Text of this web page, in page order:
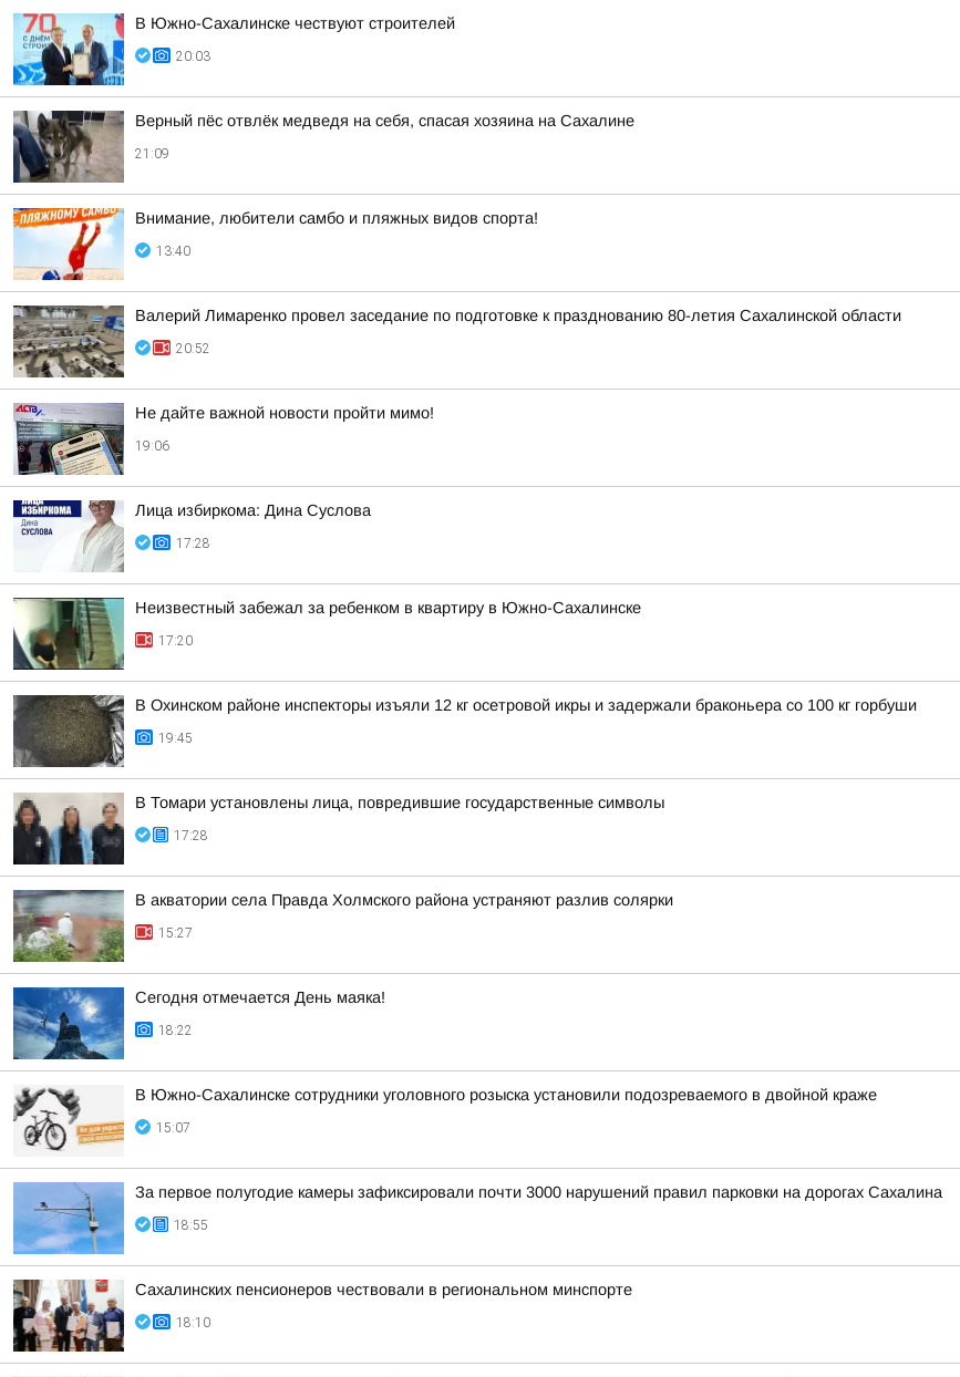
В Южно-Сахалинске чествуют строителей
20:03
Верный пёс отвлёк медведя на себя, спасая хозяина на Сахалине
21:09
Внимание, любители самбо и пляжных видов спорта!
13:40
Валерий Лимаренко провел заседание по подготовке к празднованию 80-летия Сахалинской области
20:52
Не дайте важной новости пройти мимо!
19:06
Лица избиркома: Дина Суслова
17:28
Неизвестный забежал за ребенком в квартиру в Южно-Сахалинске
17:20
В Охинском районе инспекторы изъяли 12 кг осетровой икры и задержали браконьера со 100 кг горбуши
19:45
В Томари установлены лица, повредившие государственные символы
17:28
В акватории села Правда Холмского района устраняют разлив солярки
15:27
Сегодня отмечается День маяка!
18:22
В Южно-Сахалинске сотрудники уголовного розыска установили подозреваемого в двойной краже
15:07
За первое полугодие камеры зафиксировали почти 3000 нарушений правил парковки на дорогах Сахалина
18:55
Сахалинских пенсионеров чествовали в региональном минспорте
18:10